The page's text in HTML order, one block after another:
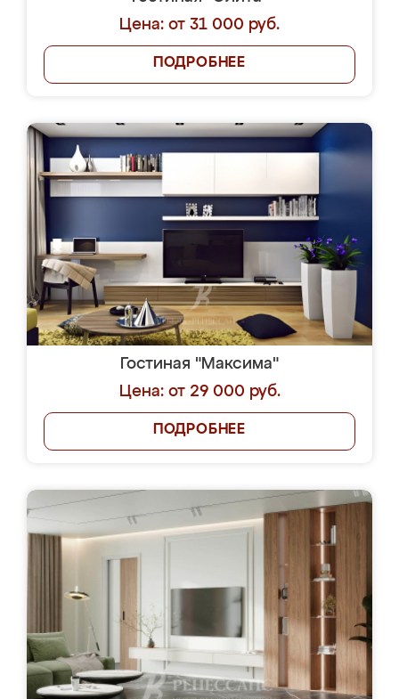
Цена: от 31 000 руб.
ПОДРОБНЕЕ
Гостиная "Максима"
Цена: от 29 000 руб.
ПОДРОБНЕЕ